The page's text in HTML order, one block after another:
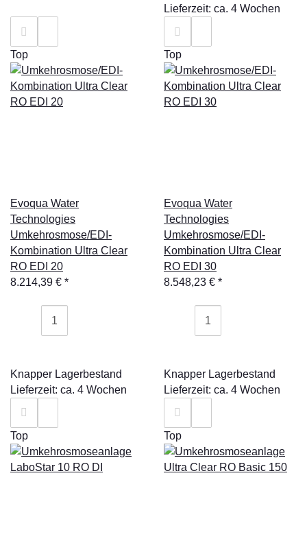
Lieferzeit: ca. 4 Wochen
Top
Evoqua Water
Technologies
Umkehrosmose/EDI-
Kombination Ultra Clear
RO EDI 20
8.214,39 € *
Knapper Lagerbestand
Lieferzeit: ca. 4 Wochen
Top
Evoqua Water
Technologies
Umkehrosmose/EDI-
Kombination Ultra Clear
RO EDI 30
8.548,23 € *
Knapper Lagerbestand
Lieferzeit: ca. 4 Wochen
Top Top